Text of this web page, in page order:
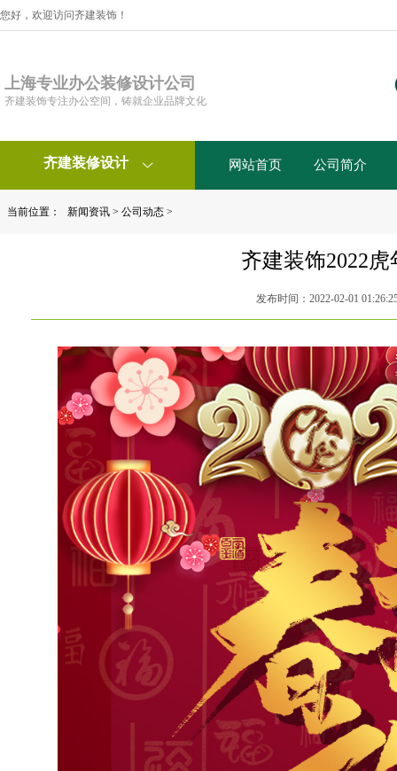
您好，欢迎访问齐建装饰！
上海专业办公装修设计公司
齐建装饰专注办公空间，铸就企业品牌文化
齐建装修设计  网站首页 公司简介
当前位置： 新闻资讯 > 公司动态 >
齐建装饰2022
发布时间：2022-02-01